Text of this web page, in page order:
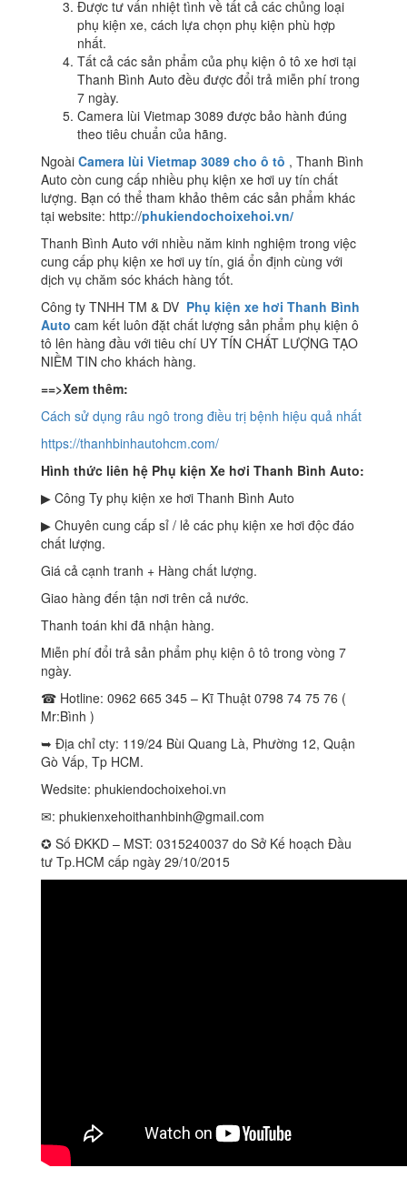
Được tư vấn nhiệt tình về tất cả các chủng loại
phụ kiện xe, cách lựa chọn phụ kiện phù hợp
nhất.
Tất cả các sản phẩm của phụ kiện ô tô xe hơi tại
Thanh Bình Auto đều được đổi trả miễn phí trong
7 ngày.
Camera lùi Vietmap 3089 được bảo hành đúng
theo tiêu chuẩn của hãng.
Ngoài Camera lùi Vietmap 3089 cho ô tô , Thanh Bình
Auto còn cung cấp nhiều phụ kiện xe hơi uy tín chất
lượng. Bạn có thể tham khảo thêm các sản phẩm khác
tại website: http://phukiendochoixehoi.vn/
Thanh Bình Auto với nhiều năm kinh nghiệm trong việc
cung cấp phụ kiện xe hơi uy tín, giá ổn định cùng với
dịch vụ chăm sóc khách hàng tốt.
Công ty TNHH TM & DV Phụ kiện xe hơi Thanh Bình
Auto cam kết luôn đặt chất lượng sản phẩm phụ kiện ô
tô lên hàng đầu với tiêu chí UY TÍN CHẤT LƯỢNG TẠO
NIỀM TIN cho khách hàng.
==>Xem thêm:
Cách sử dụng râu ngô trong điều trị bệnh hiệu quả nhất
https://thanhbinhautohcm.com/
Hình thức liên hệ Phụ kiện Xe hơi Thanh Bình Auto:
▶ Công Ty phụ kiện xe hơi Thanh Bình Auto
▶ Chuyên cung cấp sỉ / lẻ các phụ kiện xe hơi độc đáo
chất lượng.
Giá cả cạnh tranh + Hàng chất lượng.
Giao hàng đến tận nơi trên cả nước.
Thanh toán khi đã nhận hàng.
Miễn phí đổi trả sản phẩm phụ kiện ô tô trong vòng 7
ngày.
☎ Hotline: 0962 665 345 – Kĩ Thuật 0798 74 75 76 (
Mr:Bình )
➥ Địa chỉ cty: 119/24 Bùi Quang Là, Phường 12, Quận
Gò Vấp, Tp HCM.
Wedsite: phukiendochoixehoi.vn
✉: phukienxehoithanhbinh@gmail.com
✪ Số ĐKKD – MST: 0315240037 do Sở Kế hoạch Đầu
tư Tp.HCM cấp ngày 29/10/2015